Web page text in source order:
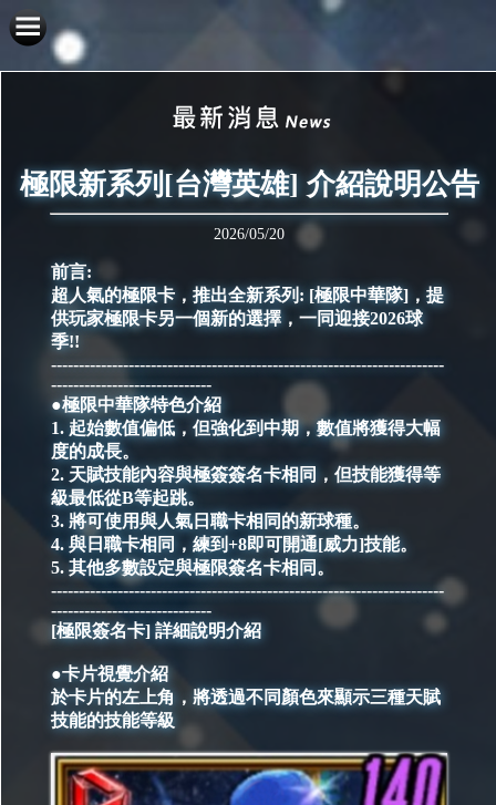
極限新系列[台灣英雄] 介紹說明公告
2026/05/20
前言:
超人氣的極限卡，推出全新系列: [極限中華隊]，提
供玩家極限卡另一個新的選擇，一同迎接2026球
季!!
-----------------------------------------------------------------------
-----------------------------
●極限中華隊特色介紹
1. 起始數值偏低，但強化到中期，數值將獲得大幅
度的成長。
2. 天賦技能內容與極簽簽名卡相同，但技能獲得等
級最低從B等起跳。
3. 將可使用與人氣日職卡相同的新球種。
4. 與日職卡相同，練到+8即可開通[威力]技能。
5. 其他多數設定與極限簽名卡相同。
-----------------------------------------------------------------------
-----------------------------
[極限簽名卡] 詳細說明介紹
●卡片視覺介紹
於卡片的左上角，將透過不同顏色來顯示三種天賦
技能的技能等級